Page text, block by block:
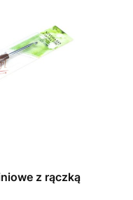
z rączką